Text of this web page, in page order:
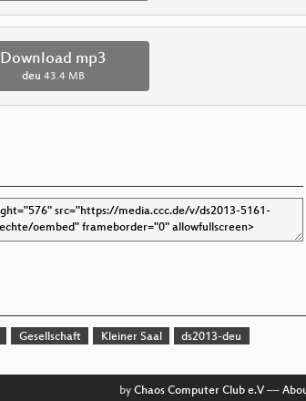
Download mp3
deu 43.4 MB
Gesellschaft Kleiner Saal ds2013-deu
by Chaos Computer Club e.V ––